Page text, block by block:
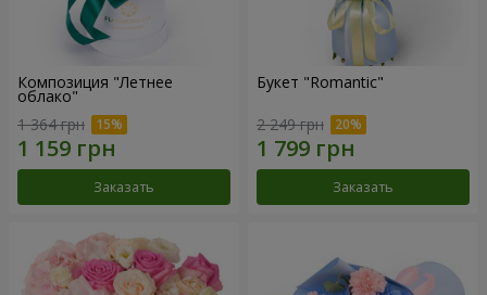
Композиция "Летнее
облако"
1 364 грн
Заказать
Букет "Romantic"
2 249 грн
Заказать